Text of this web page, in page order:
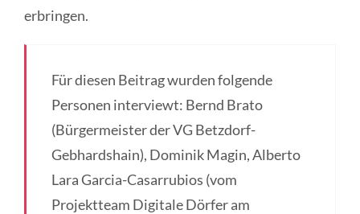
erbringen.
Für diesen Beitrag wurden folgende
Personen interviewt: Bernd Brato
(Bürgermeister der VG Betzdorf-
Gebhardshain), Dominik Magin, Alberto
Lara Garcia-Casarrubios (vom
Projektteam Digitale Dörfer am